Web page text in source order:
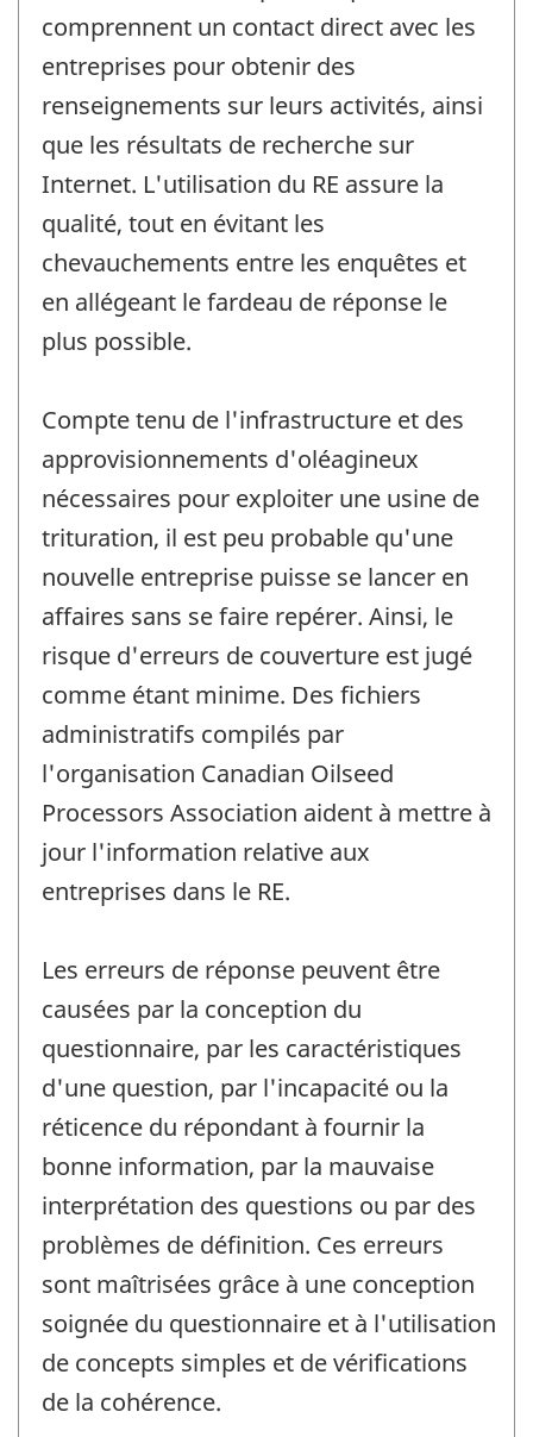
comprennent un contact direct avec les
entreprises pour obtenir des
renseignements sur leurs activités, ainsi
que les résultats de recherche sur
Internet. L'utilisation du RE assure la
qualité, tout en évitant les
chevauchements entre les enquêtes et
en allégeant le fardeau de réponse le
plus possible.
Compte tenu de l'infrastructure et des
approvisionnements d'oléagineux
nécessaires pour exploiter une usine de
trituration, il est peu probable qu'une
nouvelle entreprise puisse se lancer en
affaires sans se faire repérer. Ainsi, le
risque d'erreurs de couverture est jugé
comme étant minime. Des fichiers
administratifs compilés par
l'organisation Canadian Oilseed
Processors Association aident à mettre à
jour l'information relative aux
entreprises dans le RE.
Les erreurs de réponse peuvent être
causées par la conception du
questionnaire, par les caractéristiques
d'une question, par l'incapacité ou la
réticence du répondant à fournir la
bonne information, par la mauvaise
interprétation des questions ou par des
problèmes de définition. Ces erreurs
sont maîtrisées grâce à une conception
soignée du questionnaire et à l'utilisation
de concepts simples et de vérifications
de la cohérence.